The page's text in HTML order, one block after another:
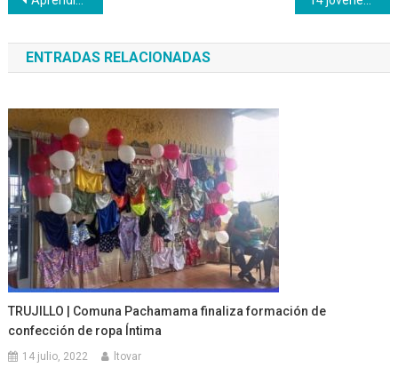
de
entradas
ENTRADAS RELACIONADAS
TRUJILLO | Comuna Pachamama finaliza formación de
confección de ropa Íntima
14 julio, 2022 ltovar